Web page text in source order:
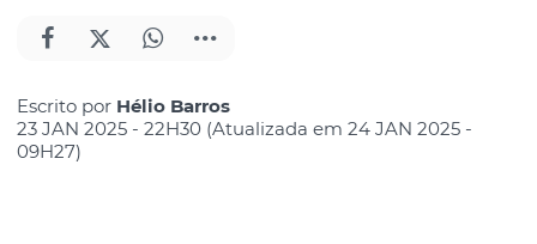
Escrito por Hélio Barros
23 JAN 2025 - 22H30 (Atualizada em 24 JAN 2025 -
09H27)